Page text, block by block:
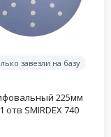
завезли на базу
225мм
отв SMIRDEX 740